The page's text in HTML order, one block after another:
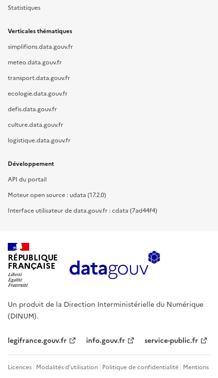
Statistiques
Verticales thématiques
simplifions.data.gouv.fr
meteo.data.gouv.fr
transport.data.gouv.fr
ecologie.data.gouv.fr
defis.data.gouv.fr
culture.data.gouv.fr
logistique.data.gouv.fr
Développement
API du portail
Moteur open source : udata (17.2.0)
Interface utilisateur de data.gouv.fr : cdata (7ad44f4)
RÉPUBLIQUE
FRANÇAISE
Un produit de la Direction Interministérielle du Numérique
(DINUM).
legifrance.gouv.fr info.gouv.fr service-public.fr
Licences Modalités d'utilisation Politique de confidentialité Mentions